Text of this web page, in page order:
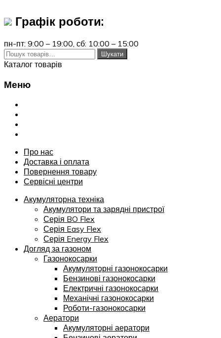
Графік роботи:
пн-пт: 9:00 – 19:00, сб: 10:00 – 15:00
Шукати:
Шукати
Каталог товарів
Меню
Переглянути
Про нас
Доставка і оплата
Повернення товару
Сервісні центри
Акумуляторна техніка
Акумулятори та зарядні пристрої
Серія BO Flex
Серія Easy Flex
Серія Energy Flex
Догляд за газоном
Газонокосарки
Акумуляторні газонокосарки
Бензинові газонокосарки
Електричні газонокосарки
Механічні газонокосарки
Роботи-газонокосарки
Аератори
Акумуляторні аератори